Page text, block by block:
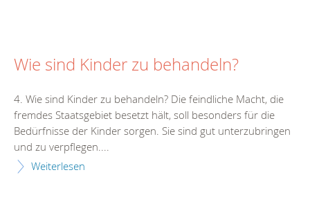
Wie sind Kinder zu behandeln?
4. Wie sind Kinder zu behandeln? Die feindliche Macht, die
fremdes Staatsgebiet besetzt hält, soll besonders für die
Bedürfnisse der Kinder sorgen. Sie sind gut unterzubringen
und zu verpflegen....
Weiterlesen